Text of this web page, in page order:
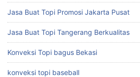
Jasa Buat Topi Promosi Jakarta Pusat
Jasa Buat Topi Tangerang Berkualitas
Konveksi Topi bagus Bekasi
konveksi topi baseball